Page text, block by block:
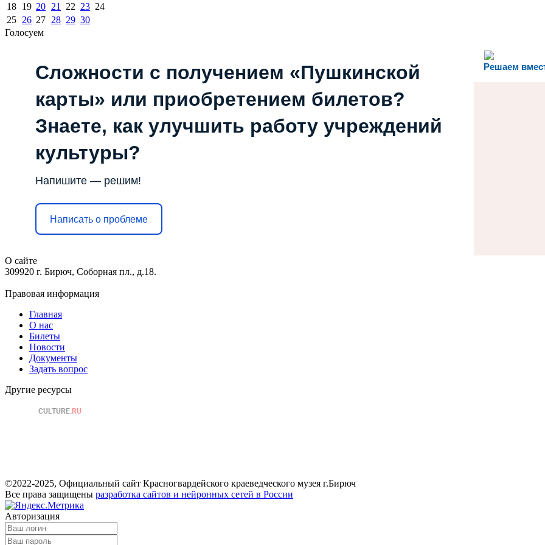
18 19 20 21 22 23 24
25 26 27 28 29 30
Голосуем
Решаем
Сложности с получением «Пушкинской
карты» или приобретением билетов?
Знаете, как улучшить работу учреждений
культуры?
Напишите — решим!
Написать о проблеме
О сайте
309920 г. Бирюч, Соборная пл., д.18.
Правовая информация
Главная
О нас
Билеты
Новости
Документы
Задать вопрос
Другие ресурсы
©2022-2025, Официальный сайт Красногвардейского краеведческого музея г.Бирюч
Все права защищены разработка сайтов и нейронных сетей в России
Авторизация